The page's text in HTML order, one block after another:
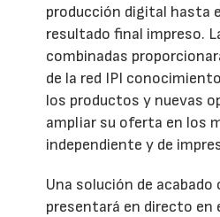
producción digital hasta
resultado final impreso.
combinadas
de la red IPI
los productos y nuevas
ampliar su oferta en los
independiente y de
Una solución de acabado
presentará en directo en